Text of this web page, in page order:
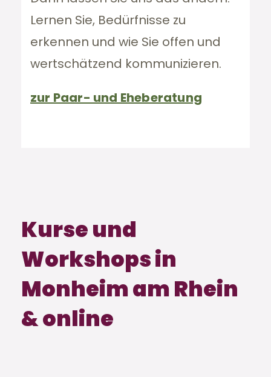
Lernen Sie, Bedürfnisse zu
erkennen und wie Sie offen und
wertschätzend kommunizieren.
zur Paar- und Eheberatung
Kurse und
Workshops in
Monheim am Rhein
& online